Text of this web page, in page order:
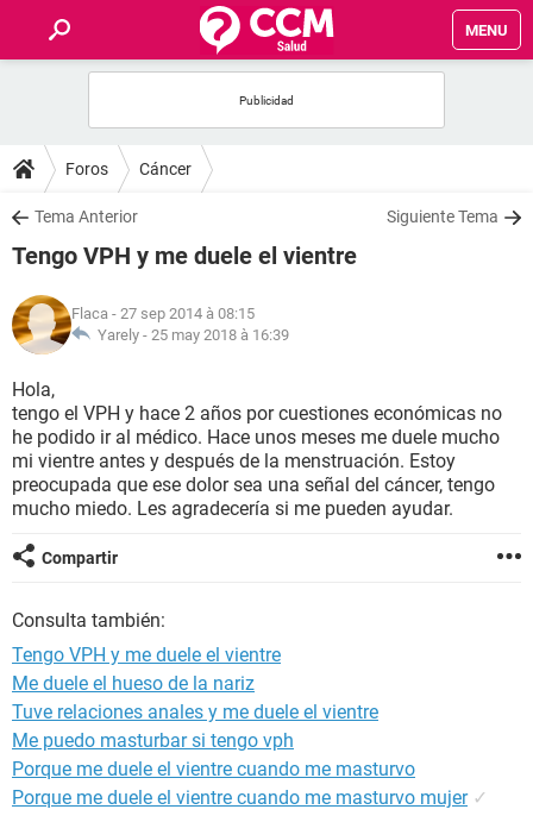
MENU
FORUMS
SALUD
FAMILIA
NUTRICIÓN
BIENESTAR
SEXUALIDAD
GLOSARIO
Foros Cáncer
Tema Anterior Siguiente Tema
Tengo VPH y me duele el vientre
Flaca - 27 sep 2014 à 08:15
Yarely - 25 may 2018 à 16:39
Hola,
tengo el VPH y hace 2 años por cuestiones económicas no
he podido ir al médico. Hace unos meses me duele mucho
mi vientre antes y después de la menstruación. Estoy
preocupada que ese dolor sea una señal del cáncer, tengo
mucho miedo. Les agradecería si me pueden ayudar.
Compartir
Consulta también:
Tengo VPH y me duele el vientre
Me duele el hueso de la nariz
Tuve relaciones anales y me duele el vientre
Me puedo masturbar si tengo vph
Porque me duele el vientre cuando me masturvo
Porque me duele el vientre cuando me masturvo mujer ✓